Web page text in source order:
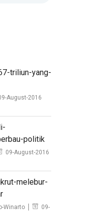
triliun-yang-
August-2016
politik
09-August-2016
melebur-
Winarto
09-